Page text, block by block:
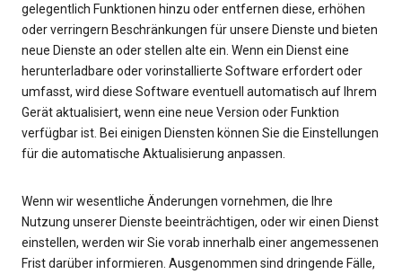
gelegentlich Funktionen hinzu oder entfernen diese, erhöhen
oder verringern Beschränkungen für unsere Dienste und bieten
neue Dienste an oder stellen alte ein. Wenn ein Dienst eine
herunterladbare oder vorinstallierte Software erfordert oder
umfasst, wird diese Software eventuell automatisch auf Ihrem
Gerät aktualisiert, wenn eine neue Version oder Funktion
verfügbar ist. Bei einigen Diensten können Sie die Einstellungen
für die automatische Aktualisierung anpassen.
Wenn wir wesentliche Änderungen vornehmen, die Ihre
Nutzung unserer Dienste beeinträchtigen, oder wir einen Dienst
einstellen, werden wir Sie vorab innerhalb einer angemessenen
Frist darüber informieren. Ausgenommen sind dringende Fälle,